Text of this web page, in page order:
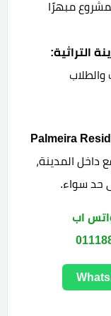
مبهرًا
التراثية:
والطلاب
Palmeira
المدينة،
حد سواء.
اب